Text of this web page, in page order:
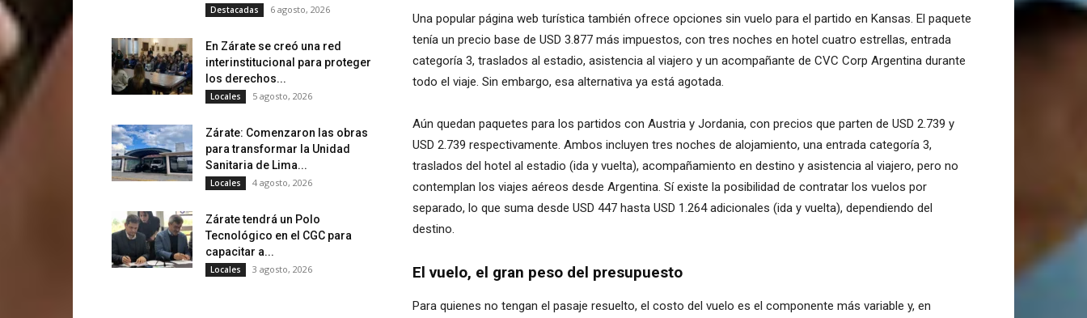
Una popular página web turística también ofrece opciones sin vuelo para el partido en Kansas. El paquete
tenía un precio base de USD 3.877 más impuestos, con tres noches en hotel cuatro estrellas, entrada
categoría 3, traslados al estadio, asistencia al viajero y un acompañante de CVC Corp Argentina durante
todo el viaje. Sin embargo, esa alternativa ya está agotada.
Aún quedan paquetes para los partidos con Austria y Jordania, con precios que parten de USD 2.739 y
USD 2.739 respectivamente. Ambos incluyen tres noches de alojamiento, una entrada categoría 3,
traslados del hotel al estadio (ida y vuelta), acompañamiento en destino y asistencia al viajero, pero no
contemplan los viajes aéreos desde Argentina. Sí existe la posibilidad de contratar los vuelos por
separado, lo que suma desde USD 447 hasta USD 1.264 adicionales (ida y vuelta), dependiendo del
destino.
El vuelo, el gran peso del presupuesto
Para quienes no tengan el pasaje resuelto, el costo del vuelo es el componente más variable y, en
Destacadas 6 agosto, 2026
En Zárate se creó una red
interinstitucional para proteger
los derechos...
Locales 5 agosto, 2026
Zárate: Comenzaron las obras
para transformar la Unidad
Sanitaria de Lima...
Locales 4 agosto, 2026
Zárate tendrá un Polo
Tecnológico en el CGC para
capacitar a...
Locales 3 agosto, 2026